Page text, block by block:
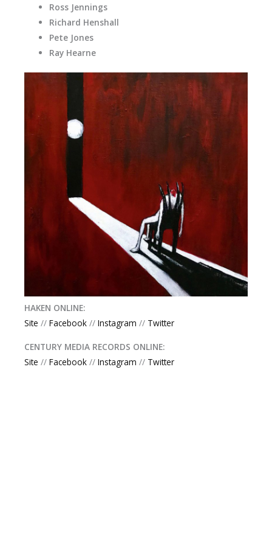
Ross Jennings
Richard Henshall
Pete Jones
Ray Hearne
HAKEN ONLINE:
Site // Facebook // Instagram // Twitter
CENTURY MEDIA RECORDS ONLINE:
Site // Facebook // Instagram // Twitter